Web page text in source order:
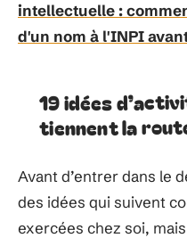
intellectuelle :
d'un nom à l'INPI
19 idées
tiennent la
Avant d’entrer dans le
des idées qui suivent
exercées chez soi,